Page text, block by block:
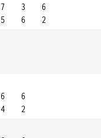
7
5
3
6
6
2
6
4
6
2